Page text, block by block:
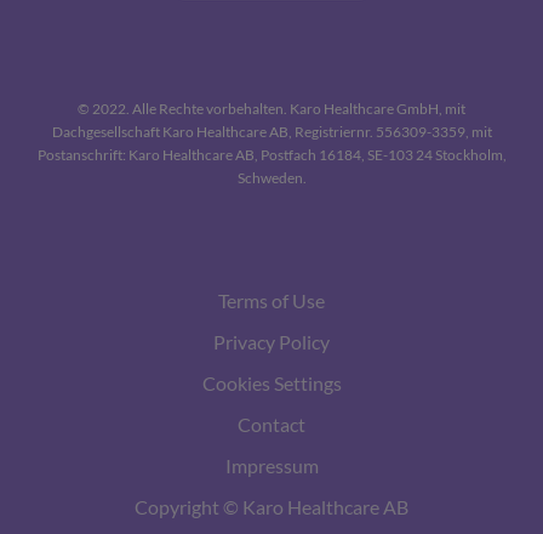
© 2022. Alle Rechte vorbehalten. Karo Healthcare GmbH, mit
Dachgesellschaft Karo Healthcare AB, Registriernr. 556309-3359, mit
Postanschrift: Karo Healthcare AB, Postfach 16184, SE-103 24 Stockholm,
Schweden.
Terms of Use
Privacy Policy
Cookies Settings
Contact
Impressum
Copyright © Karo Healthcare AB